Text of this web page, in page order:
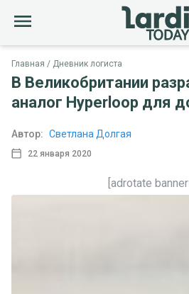
Главная Дневник логиста
В Великобритании
аналог Hyperloop для
22 января 2020
Автор: Светлана Долгая
[adrotate